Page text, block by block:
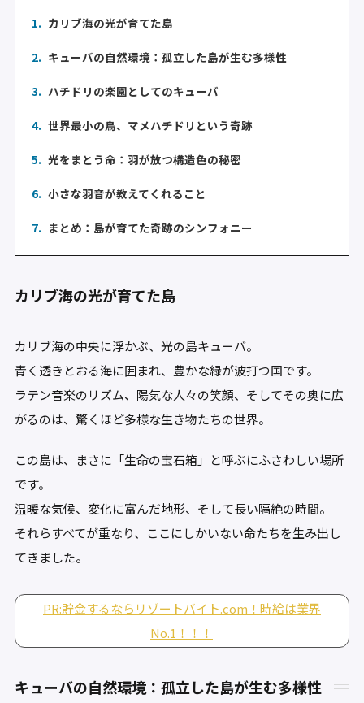
1. カリブ海の光が育てた島
2. キューバの自然環境：孤立した島が生む多様性
3. ハチドリの楽園としてのキューバ
4. 世界最小の鳥、マメハチドリという奇跡
5. 光をまとう命：羽が放つ構造色の秘密
6. 小さな羽音が教えてくれること
7. まとめ：島が育てた奇跡のシンフォニー
カリブ海の光が育てた島
カリブ海の中央に浮かぶ、光の島キューバ。
青く透きとおる海に囲まれ、豊かな緑が波打つ国です。
ラテン音楽のリズム、陽気な人々の笑顔、そしてその奥に広
がるのは、驚くほど多様な生き物たちの世界。
この島は、まさに「生命の宝石箱」と呼ぶにふさわしい場所
です。
温暖な気候、変化に富んだ地形、そして長い隔絶の時間。
それらすべてが重なり、ここにしかいない命たちを生み出し
てきました。
PR:貯金するならリゾートバイト.com！時給は業界
No.1！！！
キューバの自然環境：孤立した島が生む多様性